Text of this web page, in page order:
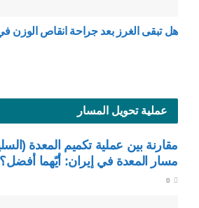
هل تبقى الغرز بعد جراحة انقاص الوزن
عملية تحويل المسار
مقارنة بين عملية تكميم المعدة
مسار المعدة في إيران: أيّهما أفضل؟